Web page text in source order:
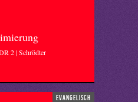
2 | Schrödter
evangelisch